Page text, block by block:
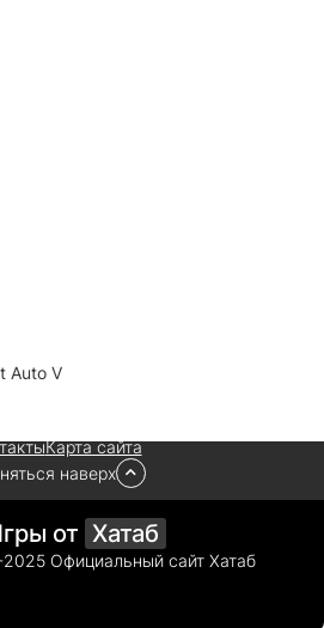
Auto V
Cut v.1053.8.1023.1614
(2024)
Карта сайта
наверх
от Хатаб
Официальный сайт Хатаб